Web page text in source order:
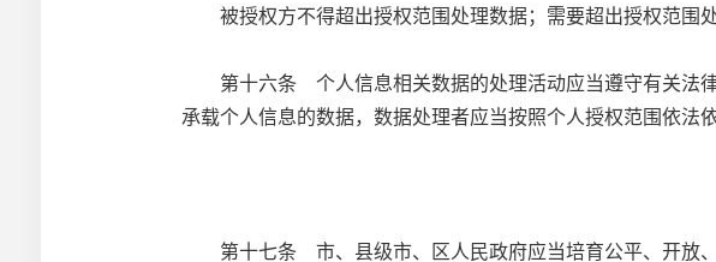
被授权方不得超出授权范围处理数据；需要超出授权范围处
第十六条 个人信息相关数据的处理活动应当遵守有关法律
承载个人信息的数据，数据处理者应当按照个人授权范围依法
第十七条 市、县级市、区人民政府应当培育公平、开放、